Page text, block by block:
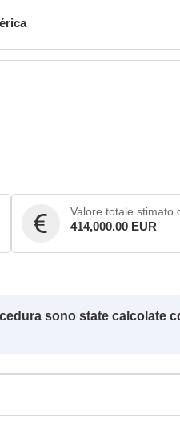
Valore totale stimato
414,000.00 EUR
sono state calcolate